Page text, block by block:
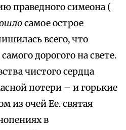
праведного симеона (
самое острое
всего, что
дорогого на свете.
чистого сердца
потери – и горькие
из очей Ее. святая
в